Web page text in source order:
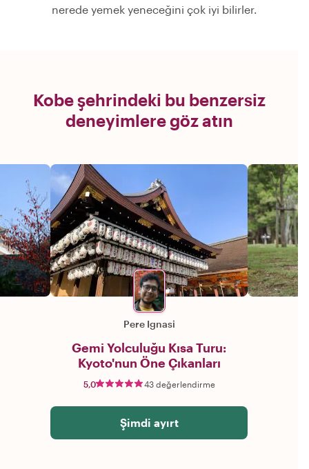
nerede yemek yeneceğini çok iyi bilirler.
Kobe şehrindeki bu benzersiz
deneyimlere göz atın
Pere Ignasi
Gemi Yolculuğu Kısa Turu:
Kyoto'nun Öne Çıkanları
5,0 43 değerlendirme
Şimdi ayırt